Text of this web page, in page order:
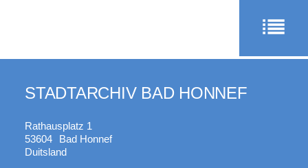
STADTARCHIV BAD HONNEF
Rathausplatz 1
53604
Bad Honnef
Duitsland